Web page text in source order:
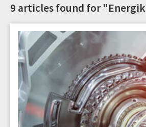
9 articles found for